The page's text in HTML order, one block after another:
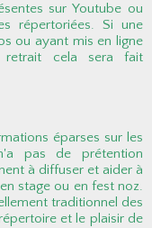
sur Youtube ou
répertoriées. Si une
ou ayant mis en ligne
cela sera fait
éparses sur les
pas de prétention
à diffuser et aider à
stage ou en fest noz.
traditionnel des
et le plaisir de